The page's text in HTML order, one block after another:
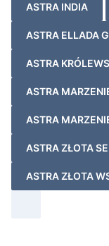
ASTRA INDIA
ASTRA ELLADA
ASTRA
ASTRA
ASTRA
ASTRA ZŁOTA
ASTRA ZŁOTA